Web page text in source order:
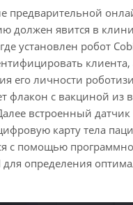
предварительной
должен явится в
установлен робот
клиента,
его личности
флакон с вакциной из
встроенный датчик
карту тела
с помощью
определения